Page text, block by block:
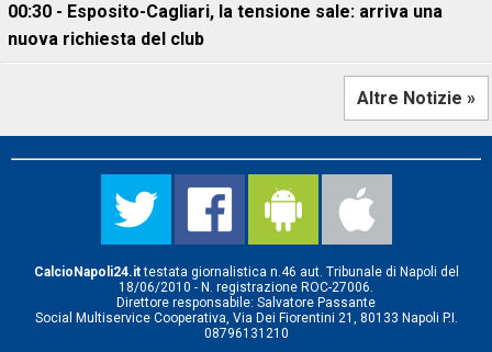
00:30 - Esposito-Cagliari, la tensione sale: arriva una
nuova richiesta del club
Altre Notizie »
CalcioNapoli24.ittestata giornalistica n.46 aut. Tribunale di Napoli del
18/06/2010 - N. registrazione ROC-27006.
Direttore responsabile: Salvatore Passante
Social Multiservice Cooperativa, Via Dei Fiorentini 21, 80133 Napoli P.I.
08796131210